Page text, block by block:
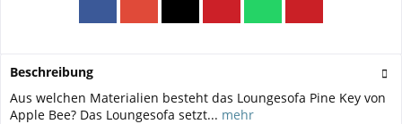
Beschreibung
Aus welchen Materialien besteht das Loungesofa Pine Key von
Apple Bee? Das Loungesofa setzt... mehr